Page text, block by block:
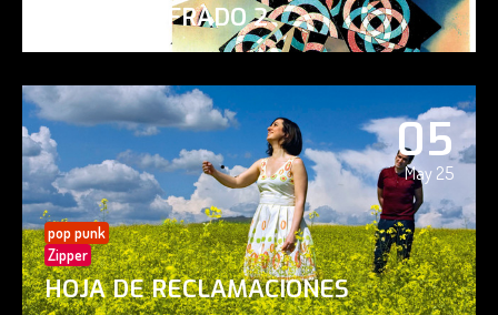
PAISAJE CIFRADO 2
05
May 25
pop punk
Zipper
HOJA DE RECLAMACIONES